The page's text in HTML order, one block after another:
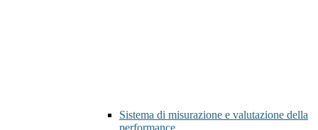
Sistema di misurazione e valutazione della